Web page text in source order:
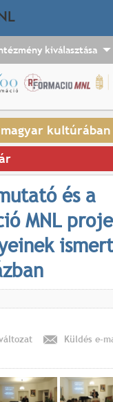
kiválasztása
kultúrában
és a
MNL
Küldés e-